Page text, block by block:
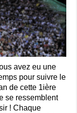
avez eu une
pour suivre le
de cette 1ière
se ressemblent
! Chaque